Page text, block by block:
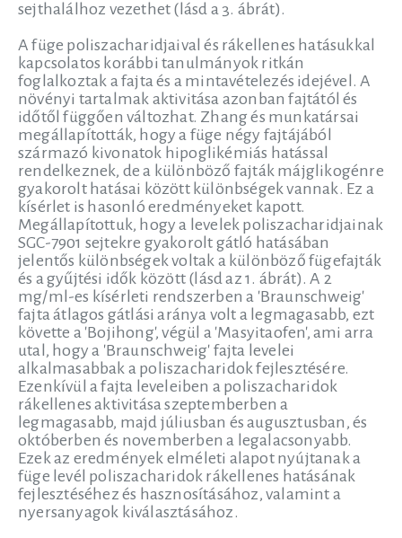
sejthalálhoz vezethet (lásd a 3. ábrát).
A füge poliszacharidjaival és rákellenes hatásukkal
kapcsolatos korábbi tanulmányok ritkán
foglalkoztak a fajta és a mintavételezés idejével. A
növényi tartalmak aktivitása azonban fajtától és
időtől függően változhat. Zhang és munkatársai
megállapították, hogy a füge négy fajtájából
származó kivonatok hipoglikémiás hatással
rendelkeznek, de a különböző fajták májglikogénre
gyakorolt hatásai között különbségek vannak. Ez a
kísérlet is hasonló eredményeket kapott.
Megállapítottuk, hogy a levelek poliszacharidjainak
SGC-7901 sejtekre gyakorolt gátló hatásában
jelentős különbségek voltak a különböző fügefajták
és a gyűjtési idők között (lásd az 1. ábrát). A 2
mg/ml-es kísérleti rendszerben a 'Braunschweig'
fajta átlagos gátlási aránya volt a legmagasabb, ezt
követte a 'Bojihong', végül a 'Masyitaofen', ami arra
utal, hogy a 'Braunschweig' fajta levelei
alkalmasabbak a poliszacharidok fejlesztésére.
Ezenkívül a fajta leveleiben a poliszacharidok
rákellenes aktivitása szeptemberben a
legmagasabb, majd júliusban és augusztusban, és
októberben és novemberben a legalacsonyabb.
Ezek az eredmények elméleti alapot nyújtanak a
füge levél poliszacharidok rákellenes hatásának
fejlesztéséhez és hasznosításához, valamint a
nyersanyagok kiválasztásához.